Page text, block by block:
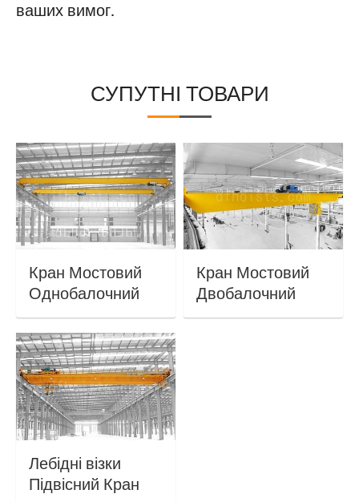
ваших вимог.
СУПУТНІ ТОВАРИ
Кран Мостовий
Однобалочний
Кран Мостовий
Двобалочний
Лебідні візки
Підвісний Кран